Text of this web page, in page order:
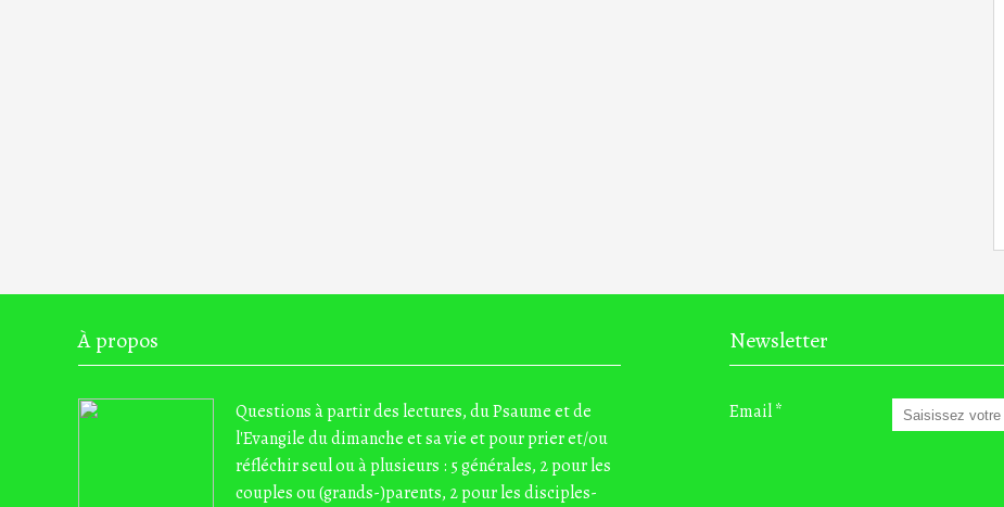
À propos
Questions à partir des lectures, du Psaume et de
l'Evangile du dimanche et sa vie et pour prier et/ou
réfléchir seul ou à plusieurs : 5 générales, 2 pour les
couples ou (grands-)parents, 2 pour les disciples-
Newsletter
Email